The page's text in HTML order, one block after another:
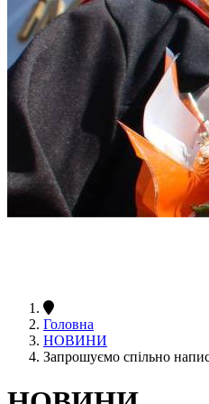
Головна
НОВИНИ
Запрошуємо спільно